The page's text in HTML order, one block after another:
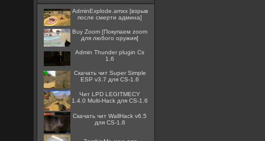
AdminExplode.amxx [взрыв
после смерти админа]
Buy Zoom [Покупаем zoom
для любого оружия]
Admin Thunder plugin Cs
1.6
Скачать чит Super Simple
ESP v3.7 для CS-1.6
Чит LPD LEGITMECY
1.4.0 Multi-Hack для CS-1.6
Скачать чит WallHack v6.5
для CS-1.6